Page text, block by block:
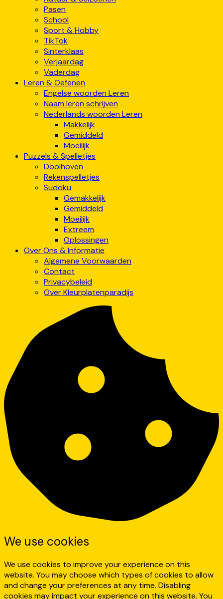
Pasen
School
Sport & Hobby
TikTok
Sinterklaas
Verjaardag
Vaderdag
Leren & Oefenen
Engelse woorden Leren
Naam leren schrijven
Nederlands woorden Leren
Makkelijk
Gemiddeld
Moeilijk
Puzzels & Spelletjes
Doolhoven
Rekenspelletjes
Sudoku
Gemakkelijk
Gemiddeld
Moeilijk
Extreem
Oplossingen
Over Ons & Informatie
Algemene Voorwaarden
Contact
Privacybeleid
Over Kleurplatenparadijs
We use cookies
We use cookies to improve your experience on this
website. You may choose which types of cookies to allow
and change your preferences at any time. Disabling
cookies may impact your experience on this website. You